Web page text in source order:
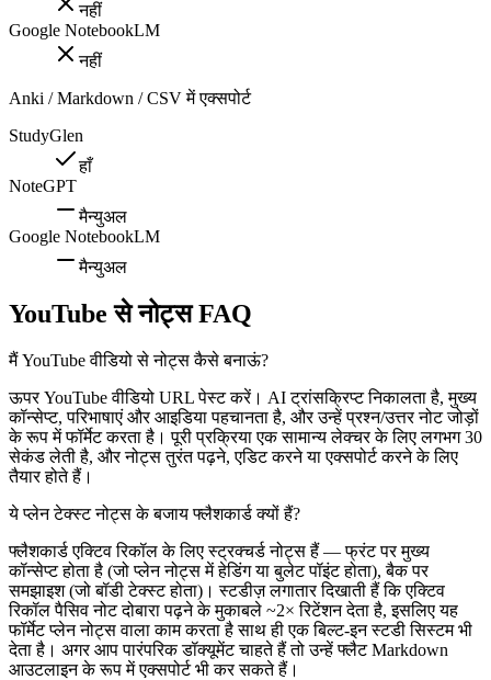
नहीं
Google NotebookLM
नहीं
Anki / Markdown / CSV में एक्सपोर्ट
StudyGlen
हाँ
NoteGPT
मैन्युअल
Google NotebookLM
मैन्युअल
YouTube से नोट्स FAQ
मैं YouTube वीडियो से नोट्स कैसे बनाऊं?
ऊपर YouTube वीडियो URL पेस्ट करें। AI ट्रांसक्रिप्ट निकालता है, मुख्य
कॉन्सेप्ट, परिभाषाएं और आइडिया पहचानता है, और उन्हें प्रश्न/उत्तर नोट जोड़ों
के रूप में फॉर्मेट करता है। पूरी प्रक्रिया एक सामान्य लेक्चर के लिए लगभग 30
सेकंड लेती है, और नोट्स तुरंत पढ़ने, एडिट करने या एक्सपोर्ट करने के लिए
तैयार होते हैं।
ये प्लेन टेक्स्ट नोट्स के बजाय फ्लैशकार्ड क्यों हैं?
फ्लैशकार्ड एक्टिव रिकॉल के लिए स्ट्रक्चर्ड नोट्स हैं — फ्रंट पर मुख्य
कॉन्सेप्ट होता है (जो प्लेन नोट्स में हेडिंग या बुलेट पॉइंट होता), बैक पर
समझाइश (जो बॉडी टेक्स्ट होता)। स्टडीज़ लगातार दिखाती हैं कि एक्टिव
रिकॉल पैसिव नोट दोबारा पढ़ने के मुकाबले ~2× रिटेंशन देता है, इसलिए यह
फॉर्मेट प्लेन नोट्स वाला काम करता है साथ ही एक बिल्ट-इन स्टडी सिस्टम भी
देता है। अगर आप पारंपरिक डॉक्यूमेंट चाहते हैं तो उन्हें फ्लैट Markdown
आउटलाइन के रूप में एक्सपोर्ट भी कर सकते हैं।